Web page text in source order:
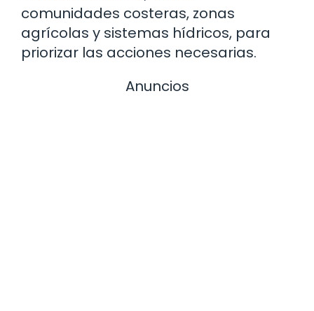
comunidades costeras, zonas
agrícolas y sistemas hídricos, para
priorizar las acciones necesarias.
Anuncios